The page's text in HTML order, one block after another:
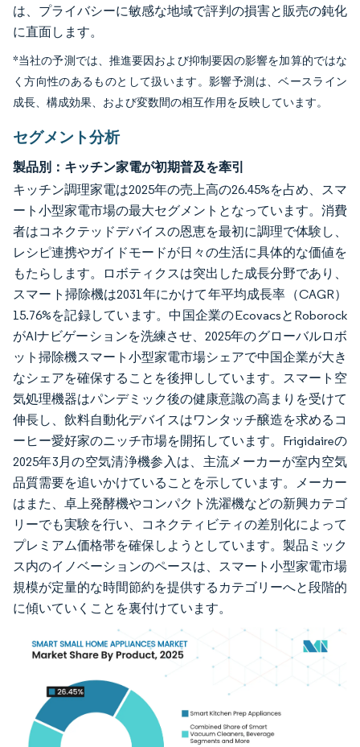
は、プライバシーに敏感な地域で評判の損害と販売の鈍化
に直面します。
*当社の予測では、推進要因および抑制要因の影響を加算的ではな
く方向性のあるものとして扱います。影響予測は、ベースライン
成長、構成効果、および変数間の相互作用を反映しています。
セグメント分析
製品別：キッチン家電が初期普及を牽引
キッチン調理家電は2025年の売上高の26.45%を占め、スマ
ート小型家電市場の最大セグメントとなっています。消費
者はコネクテッドデバイスの恩恵を最初に調理で体験し、
レシピ連携やガイドモードが日々の生活に具体的な価値を
もたらします。ロボティクスは突出した成長分野であり、
スマート掃除機は2031年にかけて年平均成長率（CAGR）
15.76%を記録しています。中国企業のEcovacsとRoborock
がAIナビゲーションを洗練させ、2025年のグローバルロボ
ット掃除機スマート小型家電市場シェアで中国企業が大き
なシェアを確保することを後押ししています。スマート空
気処理機器はパンデミック後の健康意識の高まりを受けて
伸長し、飲料自動化デバイスはワンタッチ醸造を求めるコ
ーヒー愛好家のニッチ市場を開拓しています。Frigidaireの
2025年3月の空気清浄機参入は、主流メーカーが室内空気
品質需要を追いかけていることを示しています。メーカー
はまた、卓上発酵機やコンパクト洗濯機などの新興カテゴ
リーでも実験を行い、コネクティビティの差別化によって
プレミアム価格帯を確保しようとしています。製品ミック
ス内のイノベーションのペースは、スマート小型家電市場
規模が定量的な時間節約を提供するカテゴリーへと段階的
に傾いていくことを裏付けています。